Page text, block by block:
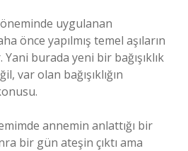
uygulanan
önce yapılmış temel aşıların
burada yeni bir bağışıklık
var olan bağışıklığın
annemin anlattığı bir
bir gün ateşin çıktı ama